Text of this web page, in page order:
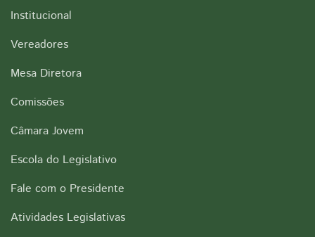
Institucional
Vereadores
Mesa Diretora
Comissões
Câmara Jovem
Escola do Legislativo
Fale com o Presidente
Atividades Legislativas